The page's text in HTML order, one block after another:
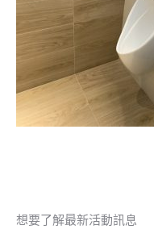
想要了解最新活動訊息